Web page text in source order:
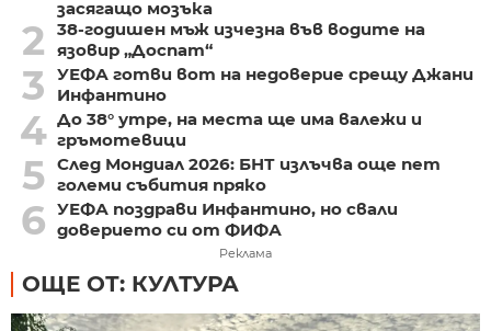
засягащо мозъка
2
38-годишен мъж изчезна във водите на
язовир „Доспат“
3
УЕФА готви вот на недоверие срещу Джани
Инфантино
4 До 38° утре, на места ще има валежи и
гръмотевици
5 След Мондиал 2026: БНТ излъчва още пет
големи събития пряко
6 УЕФА поздрави Инфантино, но свали
доверието си от ФИФА
Реклама
ОЩЕ ОТ: КУЛТУРА